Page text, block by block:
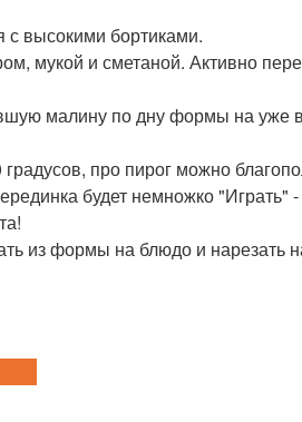
высокими бортиками.
мукой и сметаной. Активно
малину по дну формы на
про пирог можно
будет немножко "Играть" -
из формы на блюдо и нарезать